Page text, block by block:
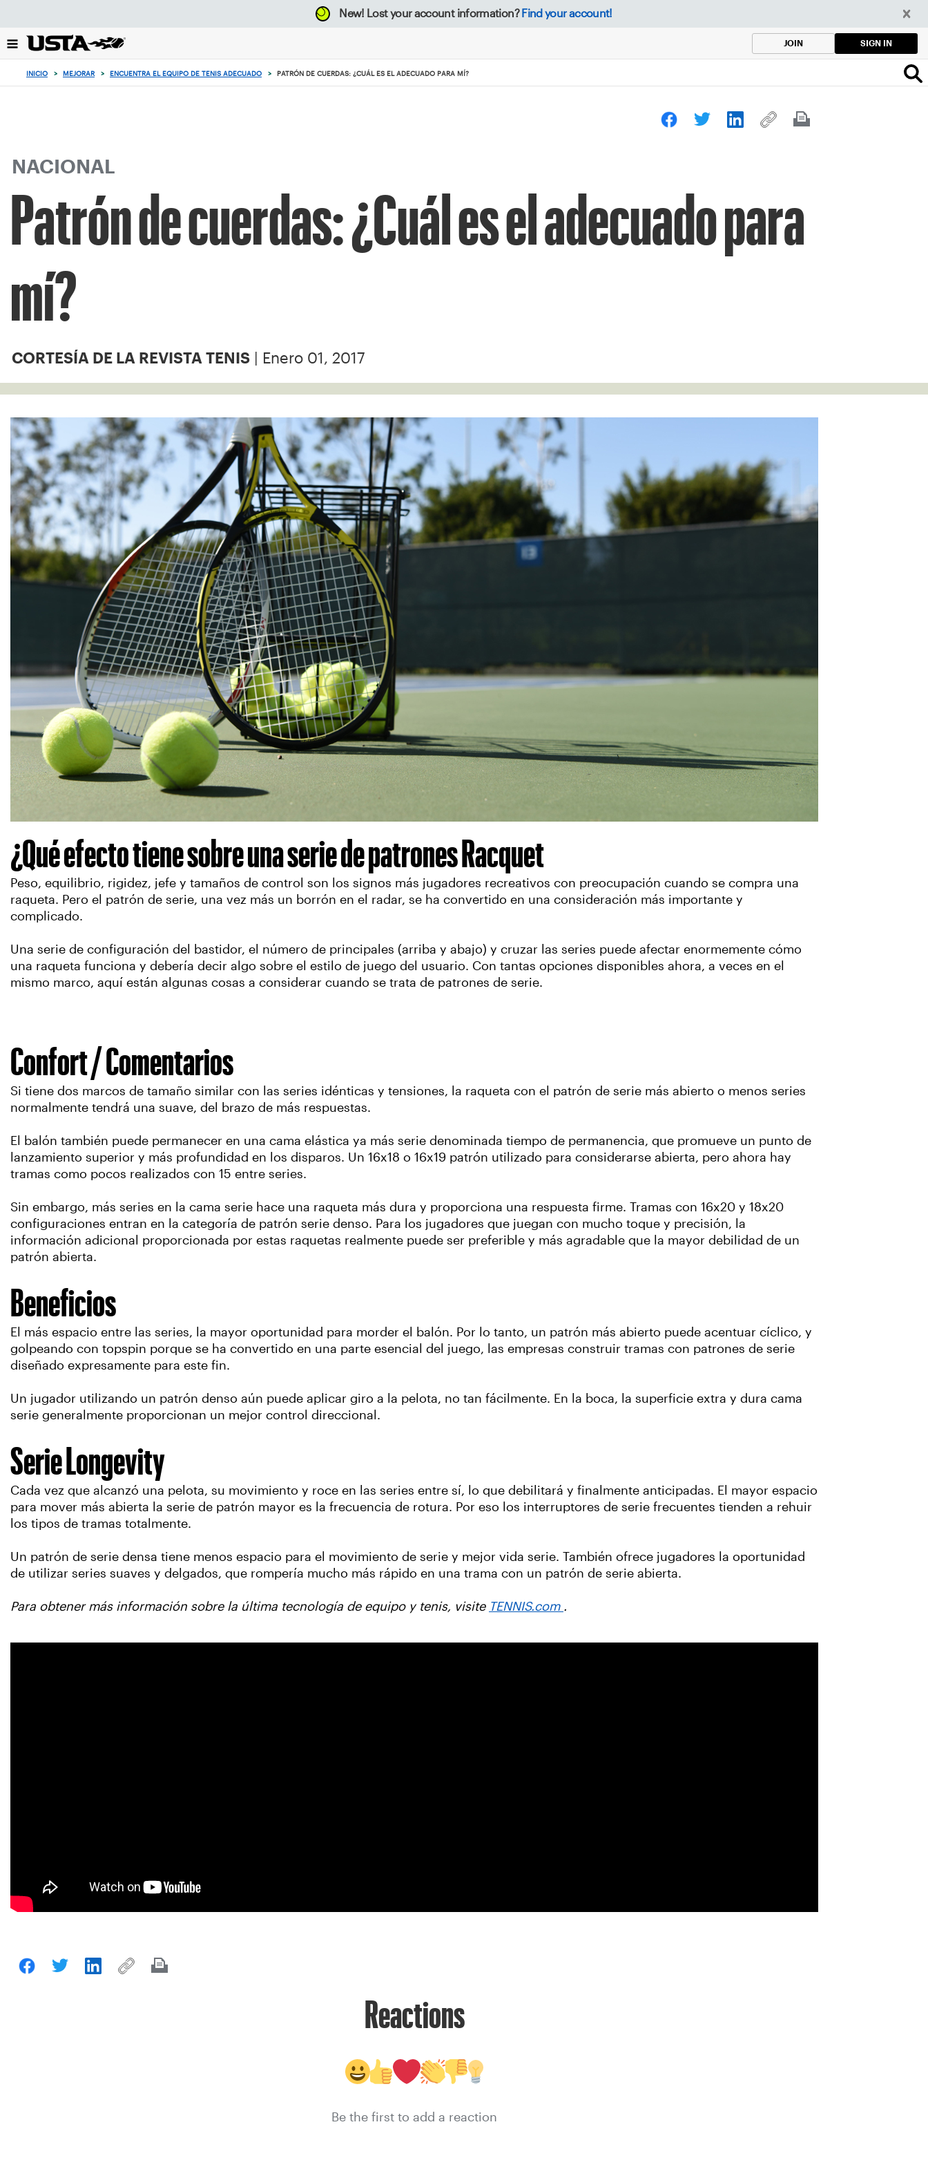
el
botón
New! Lost your account information? Find your account!
JOIN SIGN IN
INICIO > MEJORAR > ENCUENTRA EL EQUIPO DE TENIS ADECUADO > PATRÓN DE CUERDAS: ¿CUÁL ES EL ADECUADO PARA MÍ?
NACIONAL
Patrón de cuerdas: ¿Cuál es el adecuado para
mí?
CORTESÍA DE LA REVISTA TENIS | Enero 01, 2017
¿Qué efecto tiene sobre una serie de patrones Racquet
Peso, equilibrio, rigidez, jefe y tamaños de control son los signos más jugadores recreativos con preocupación cuando se compra una
raqueta. Pero el patrón de serie, una vez más un borrón en el radar, se ha convertido en una consideración más importante y
complicado.
Una serie de configuración del bastidor, el número de principales (arriba y abajo) y cruzar las series puede afectar enormemente cómo
una raqueta funciona y debería decir algo sobre el estilo de juego del usuario. Con tantas opciones disponibles ahora, a veces en el
mismo marco, aquí están algunas cosas a considerar cuando se trata de patrones de serie.
Confort / Comentarios
Si tiene dos marcos de tamaño similar con las series idénticas y tensiones, la raqueta con el patrón de serie más abierto o menos series
normalmente tendrá una suave, del brazo de más respuestas.
El balón también puede permanecer en una cama elástica ya más serie denominada tiempo de permanencia, que promueve un punto de
lanzamiento superior y más profundidad en los disparos. Un 16x18 o 16x19 patrón utilizado para considerarse abierta, pero ahora hay
tramas como pocos realizados con 15 entre series.
Sin embargo, más series en la cama serie hace una raqueta más dura y proporciona una respuesta firme. Tramas con 16x20 y 18x20
configuraciones entran en la categoría de patrón serie denso. Para los jugadores que juegan con mucho toque y precisión, la
información adicional proporcionada por estas raquetas realmente puede ser preferible y más agradable que la mayor debilidad de un
patrón abierta.
Beneficios
El más espacio entre las series, la mayor oportunidad para morder el balón. Por lo tanto, un patrón más abierto puede acentuar cíclico, y
golpeando con topspin porque se ha convertido en una parte esencial del juego, las empresas construir tramas con patrones de serie
diseñado expresamente para este fin.
Un jugador utilizando un patrón denso aún puede aplicar giro a la pelota, no tan fácilmente. En la boca, la superficie extra y dura cama
serie generalmente proporcionan un mejor control direccional.
Serie Longevity
Cada vez que alcanzó una pelota, su movimiento y roce en las series entre sí, lo que debilitará y finalmente anticipadas. El mayor espacio
para mover más abierta la serie de patrón mayor es la frecuencia de rotura. Por eso los interruptores de serie frecuentes tienden a rehuir
los tipos de tramas totalmente.
Un patrón de serie densa tiene menos espacio para el movimiento de serie y mejor vida serie. También ofrece jugadores la oportunidad
de utilizar series suaves y delgados, que rompería mucho más rápido en una trama con un patrón de serie abierta.
Para obtener más información sobre la última tecnología de equipo y tenis, visite TENNIS.com .
Reactions
Be the first to add a reaction